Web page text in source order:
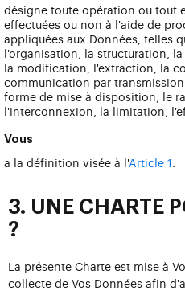
désigne toute opération ou tout
effectuées ou non à l'aide de
appliquées aux Données, telles
l'organisation, la structuration,
la modification, l'extraction, la
communication par
forme de mise à disposition, le
l'interconnexion, la limitation,
Vous
a la définition visée à l'Article 1
3. UNE CHARTE
?
La présente Charte est mise à
collecte de Vos Données afin